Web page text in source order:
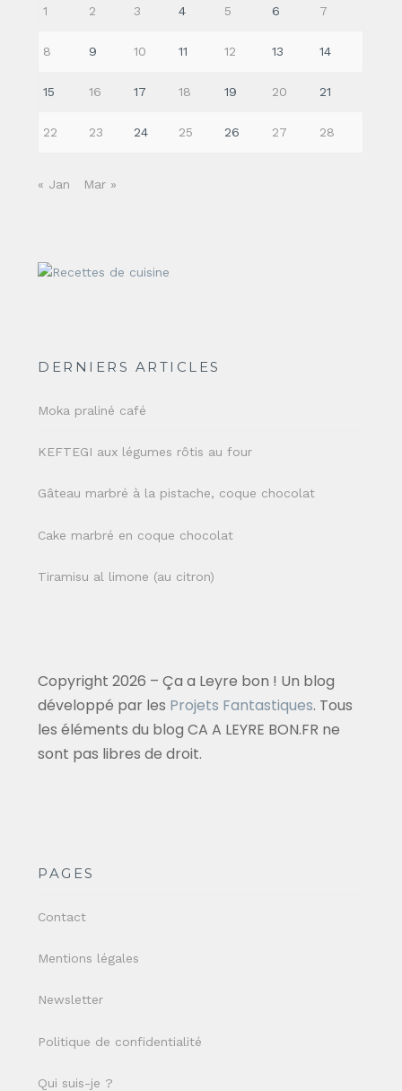
1 2 3 4 5 6 7
8 9 10 11 12 13 14
15 16 17 18 19 20 21
22 23 24 25 26 27 28
« Jan Mar »
DERNIERS ARTICLES
Moka praliné café
KEFTEGI aux légumes rôtis au four
Gâteau marbré à la pistache, coque chocolat
Cake marbré en coque chocolat
Tiramisu al limone (au citron)
Copyright 2026 – Ça a Leyre bon ! Un blog
développé par les Projets Fantastiques. Tous
les éléments du blog CA A LEYRE BON.FR ne
sont pas libres de droit.
PAGES
Contact
Mentions légales
Newsletter
Politique de confidentialité
Qui suis-je ?